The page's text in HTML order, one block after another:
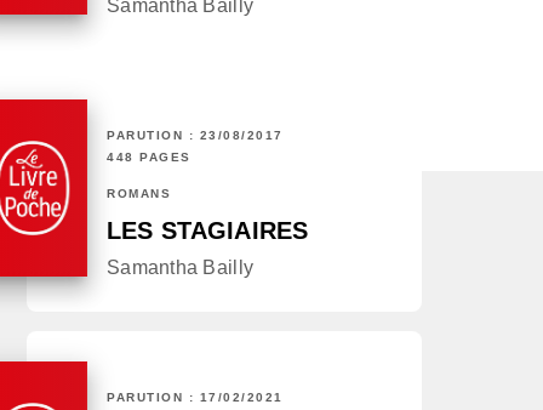
Samantha Bailly
PARUTION : 23/08/2017
448 PAGES
ROMANS
LES STAGIAIRES
Samantha Bailly
PARUTION : 17/02/2021